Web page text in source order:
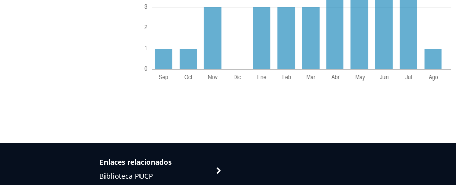
Enlaces relacionados
Biblioteca PUCP